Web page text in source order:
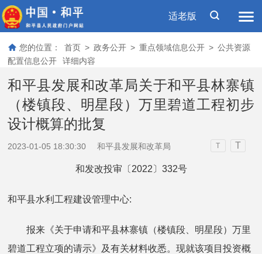
适老版
您的位置： 首页 > 政务公开 > 重点领域信息公开 > 公共资源
配置信息公开
详细内容
和平县发展和改革局关于和平县林寨镇
（楼镇段、明星段）万里碧道工程初步
设计概算的批复
2023-01-05 18:30:30 和平县发展和改革局 T T
和发改投审〔2022〕332号
和平县水利工程建设管理中心:
报来《关于申请和平县林寨镇（楼镇段、明星段）万里
碧道工程立项的请示》及有关材料收悉。现就该项目投资概